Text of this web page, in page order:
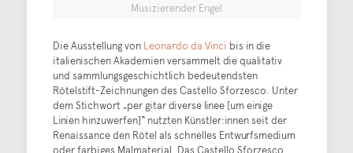
Musizierender Engel
Die Ausstellung von Leonardo da Vinci bis in die
italienischen Akademien versammelt die qualitativ
und sammlungsgeschichtlich bedeutendsten
Rötelstift-Zeichnungen des Castello Sforzesco. Unter
dem Stichwort „per gitar diverse linee [um einige
Linien hinzuwerfen]“ nutzten Künstler:innen seit der
Renaissance den Rötel als schnelles Entwurfsmedium
oder farbiges Malmaterial. Das Castello Sforzesco